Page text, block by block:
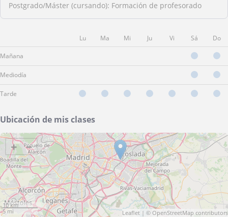
Postgrado/Máster (cursando): Formación de profesorado
Lu Ma Mi Ju Vi Sá Do
Mañana
Mediodía
Tarde
Ubicación de mis clases
+ −
10 km
5 mi
Leaflet | © OpenStreetMap contributors